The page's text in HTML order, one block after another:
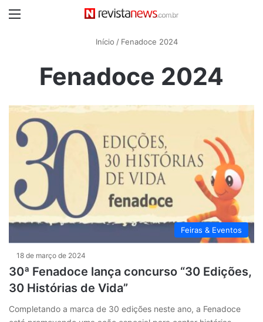
Início / Fenadoce 2024
Fenadoce 2024
Feiras & Eventos
18 de março de 2024
30ª Fenadoce lança concurso “30 Edições,
30 Histórias de Vida”
Completando a marca de 30 edições neste ano, a Fenadoce